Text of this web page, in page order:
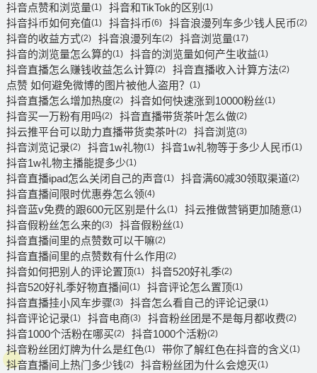
抖音点赞和浏览量(1) 抖音和TikTok的区别 (1)
抖音抖币如何充值(1) 抖音抖币(6) 抖音浪漫列车多少钱人民币(2)
抖音的收益方式(2) 抖音浪漫列车(2) 抖音浏览量(17)
抖音的浏览量怎么算的(1) 抖音的浏览量如何产生收益(1)
抖音直播怎么赚钱收益怎么计算(2) 抖音直播收入计算方法(2)
点赞 如何避免微博的图片被他人盗用？ (1)
抖音直播怎么增加热度(2) 抖音如何快速涨到10000粉丝(1)
抖音买一万粉有用吗(2) 抖音直播带货茶叶怎么做(2)
抖云推平台可以助力直播带货卖茶叶(2) 抖音浏览(3)
抖音浏览记录(2) 抖音1w礼物(1) 抖音1w礼物等于多少人民币(1)
抖音1w礼物主播能提多少(1)
抖音直播ipad怎么关闭自己的声音(1) 抖音满60减30领取渠道(2)
抖音直播间限时优惠券怎么领(4)
抖音蓝v免费的跟600元区别是什么(1) 抖云推做营销更加随意(1)
抖音假粉丝怎么来的(3) 抖音假粉丝(1)
抖音直播间里的点赞数可以干嘛(2)
抖音直播间里的点赞数有什么作用(2)
抖音如何把别人的评论置顶(1) 抖音520好礼季(2)
抖音520好礼季好物直播间(1) 抖音评论怎么置顶(1)
抖音直播挂小风车步骤(3) 抖音怎么看自己的评论记录(1)
抖音评论记录(1) 抖音电商(3) 抖音粉丝团是不是每月都收费(2)
抖音1000个活粉在哪买(2) 抖音1000个活粉(2)
抖音粉丝团灯牌为什么是红色(1) 带你了解红色在抖音的含义(1)
抖音直播间上热门多少钱(2) 抖音粉丝团为什么会熄灭(1)